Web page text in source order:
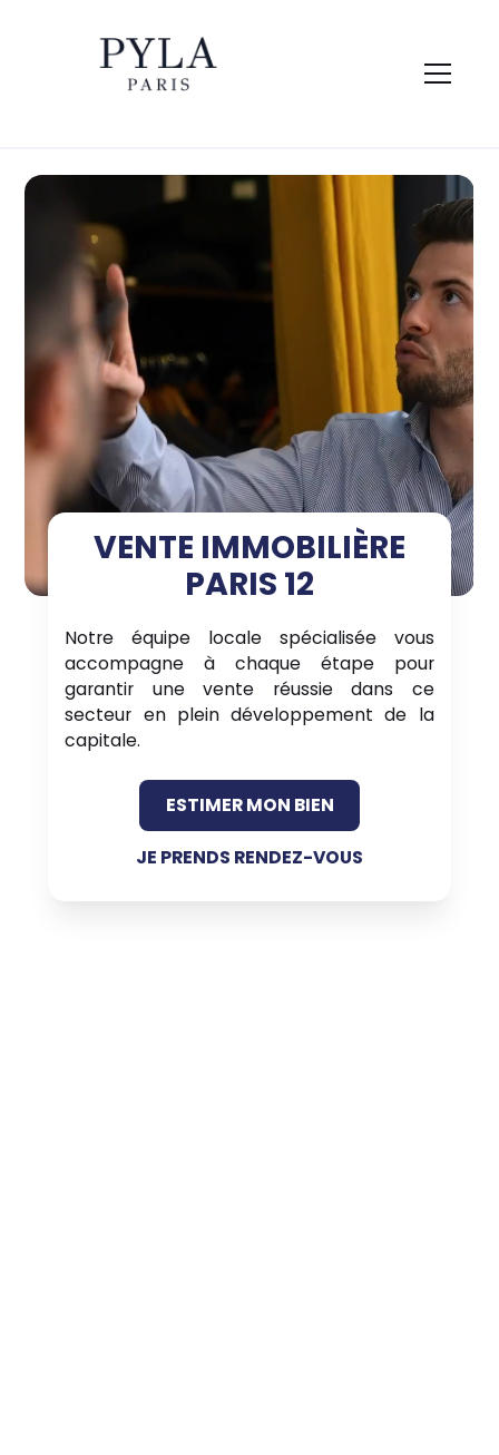
VENTE IMMOBILIÈRE
PARIS 12
Notre équipe locale spécialisée vous
accompagne à chaque étape pour
garantir une vente réussie dans ce
secteur en plein développement de la
capitale.
ESTIMER MON BIEN
JE PRENDS RENDEZ-VOUS